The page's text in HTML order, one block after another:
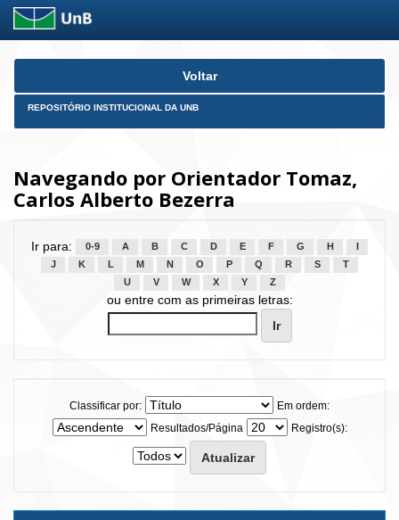
Skip
Voltar
REPOSITÓRIO INSTITUCIONAL DA UNB
Navegando por Orientador Tomaz,
Carlos Alberto Bezerra
Ir para: 0-9 A B C D E F G H
J
K L M N O P Q R S
T
U
V W X Y Z
ou entre com as primeiras letras:
Classificar por:
Em ordem:
Resultados/Página
Registro(s):